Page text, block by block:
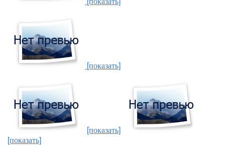
[показать]
[показать]
[показать]